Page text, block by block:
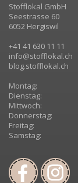
Stofflokal GmbH
Seestrasse 60
6052 Hergiswil
+41 41 630 11 11
info@stofflokal.ch
blog.stofflokal.ch
Montag:
Dienstag:
Mittwoch:
Donnerstag:
Freitag:
Samstag: